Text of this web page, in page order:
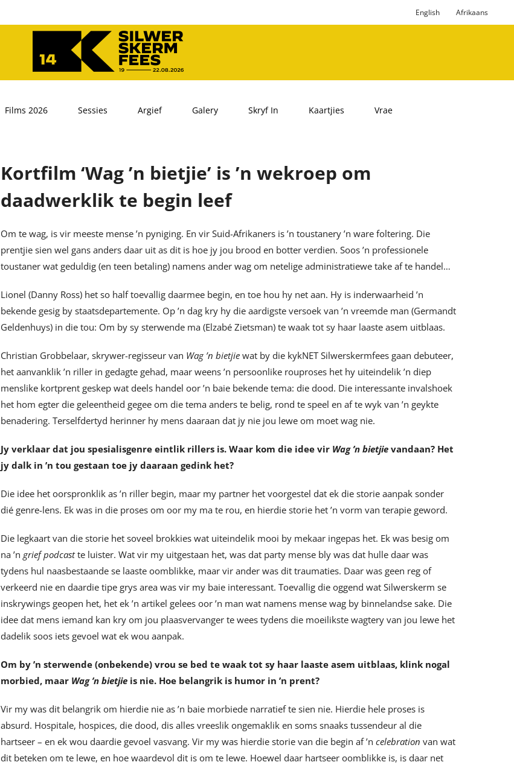
English Afrikaans
Films 2026 Sessies Argief Galery Skryf In Kaartjies Vrae
Kortfilm ‘Wag ’n bietjie’ is ’n wekroep om
daadwerklik te begin leef
Om te wag, is vir meeste mense ’n pyniging. En vir Suid-Afrikaners is ’n toustanery ’n ware foltering. Die
prentjie sien wel gans anders daar uit as dit is hoe jy jou brood en botter verdien. Soos ’n professionele
toustaner wat geduldig (en teen betaling) namens ander wag om netelige administratiewe take af te handel…
Lionel (Danny Ross) het so half toevallig daarmee begin, en toe hou hy net aan. Hy is inderwaarheid ’n
bekende gesig by staatsdepartemente. Op ’n dag kry hy die aardigste versoek van ’n vreemde man (Germandt
Geldenhuys) in die tou: Om by sy sterwende ma (Elzabé Zietsman) te waak tot sy haar laaste asem uitblaas.
Christian Grobbelaar, skrywer-regisseur van Wag ’n bietjie wat by die kykNET Silwerskermfees gaan debuteer,
het aanvanklik ’n riller in gedagte gehad, maar weens ’n persoonlike rouproses het hy uiteindelik ’n diep
menslike kortprent geskep wat deels handel oor ’n baie bekende tema: die dood. Die interessante invalshoek
het hom egter die geleentheid gegee om die tema anders te belig, rond te speel en af te wyk van ’n geykte
benadering. Terselfdertyd herinner hy mens daaraan dat jy nie jou lewe om moet wag nie.
Jy verklaar dat jou spesialisgenre eintlik rillers is. Waar kom die idee vir Wag ’n bietjie vandaan? Het
jy dalk in’n tou gestaan toe jy daaraan gedink het?
Die idee het oorspronklik as ’n riller begin, maar my partner het voorgestel dat ek die storie aanpak sonder
dié genre-lens. Ek was in die proses om oor my ma te rou, en hierdie storie het ’n vorm van terapie geword.
Die legkaart van die storie het soveel brokkies wat uiteindelik mooi by mekaar ingepas het. Ek was besig om
na ’ngrief podcastte luister. Wat vir my uitgestaan het, was dat party mense bly was dat hulle daar was
tydens hul naasbestaande se laaste oomblikke, maar vir ander was dit traumaties. Daar was geen reg of
verkeerd nie en daardie tipe grys area was vir my baie interessant. Toevallig die oggend wat Silwerskerm se
inskrywings geopen het, het ek ’n artikel gelees oor ’n man wat namens mense wag by binnelandse sake. Die
idee dat mens iemand kan kry om jou plaasvervanger te wees tydens die moeilikste wagtery van jou lewe het
dadelik soos iets gevoel wat ek wou aanpak.
Om by’n sterwende (onbekende) vrou se bed te waak tot sy haar laaste asem uitblaas, klink nogal
morbied, maar Wag ’n bietjie is nie. Hoe belangrik is humor in’n prent?
Vir my was dit belangrik om hierdie nie as ’n baie morbiede narratief te sien nie. Hierdie hele proses is
absurd. Hospitale, hospices, die dood, dis alles vreeslik ongemaklik en soms snaaks tussendeur al die
hartseer – en ek wou daardie gevoel vasvang. Vir my was hierdie storie van die begin af ’ncelebration van wat
dit beteken om te lewe, en hoe waardevol dit is om te lewe. Hoewel daar hartseer oomblikke is, is daar net